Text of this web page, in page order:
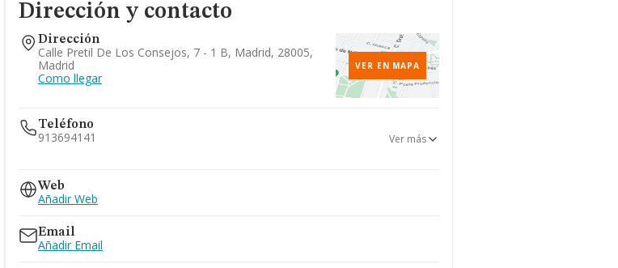
Dirección y contacto
Dirección
Calle Pretil De Los Consejos, 7 - 1 B, Madrid, 28005,
Madrid
Como llegar
VER EN MAPA
Teléfono
913694141 Ver más
Web
Añadir Web
Email
Añadir Email